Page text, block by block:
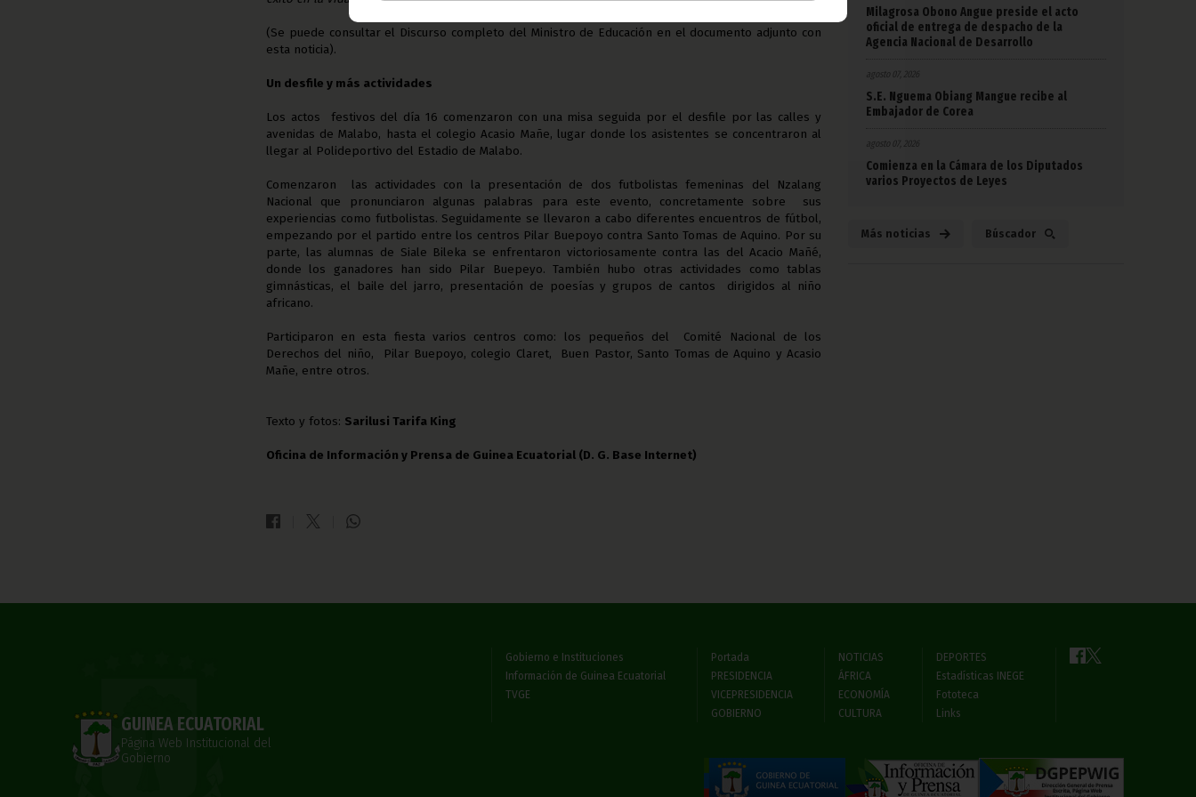
(Se puede consultar el Discurso completo del Ministro de Educación en el documento adjunto con
esta noticia).
Un desfile y más actividades
Los actos festivos del día 16 comenzaron con una misa seguida por el desfile por las calles y
avenidas de Malabo, hasta el colegio Acasio Mañe, lugar donde los asistentes se concentraron al
llegar al Polideportivo del Estadio de Malabo.
Comenzaron las actividades con la presentación de dos futbolistas femeninas del Nzalang
Nacional que pronunciaron algunas palabras para este evento, concretamente sobre sus
experiencias como futbolistas. Seguidamente se llevaron a cabo diferentes encuentros de fútbol,
empezando por el partido entre los centros Pilar Buepoyo contra Santo Tomas de Aquino. Por su
parte, las alumnas de Siale Bileka se enfrentaron victoriosamente contra las del Acacio Mañé,
donde los ganadores han sido Pilar Buepeyo. También hubo otras actividades como tablas
gimnásticas, el baile del jarro, presentación de poesías y grupos de cantos dirigidos al niño
africano.
Participaron en esta fiesta varios centros como: los pequeños del Comité Nacional de los
Derechos del niño, Pilar Buepoyo, colegio Claret, Buen Pastor, Santo Tomas de Aquino y Acasio
Mañe, entre otros.
Texto y fotos: Sarilusi Tarifa King
Oficina de Información y Prensa de Guinea Ecuatorial (D. G. Base Internet)
Milagrosa Obono Angue preside el acto
oficial de entrega de despacho de la
Agencia Nacional de Desarrollo
agosto 07, 2026
S.E. Nguema Obiang Mangue recibe al
Embajador de Corea
agosto 07, 2026
Comienza en la Cámara de los Diputados
varios Proyectos de Leyes
Más noticias Búscador
GUINEA ECUATORIAL
Página Web Institucional del
Gobierno
Gobierno e Instituciones
Información de Guinea Ecuatorial
TVGE
Portada
PRESIDENCIA
VICEPRESIDENCIA
GOBIERNO
NOTICIAS
ÁFRICA
ECONOMÍA
CULTURA
DEPORTES
Estadísticas INEGE
Fototeca
Links